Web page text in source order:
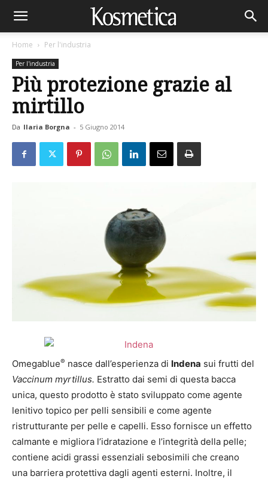
Home Per l'industria
Per l'industria
Più protezione grazie al
mirtillo
Da Ilaria Borgna - 5 Giugno 2014
Omegablue® nasce dall’esperienza di Indena sui frutti del
Vaccinum myrtillus. Estratto dai semi di questa bacca
unica, questo prodotto è stato sviluppato come agente
lenitivo topico per pelli sensibili e come agente
ristrutturante per pelle e capelli. Esso fornisce un effetto
calmante e migliora l’idratazione e l’integrità della pelle;
contiene acidi grassi essenziali sebosimili che creano
una barriera protettiva dagli agenti esterni. Inoltre, il